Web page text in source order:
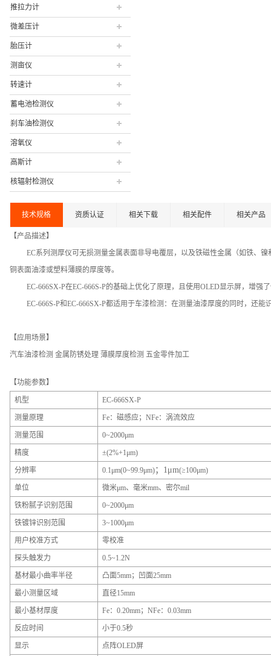
推拉力计
微差压计
胎压计
测亩仪
转速计
蓄电池检测仪
刹车油检测仪
溶氧仪
高斯计
核辐射检测仪
技术规格 资质认证 相关下载 相关配件 相关产品
【产品描述】
EC系列测厚仪可无损测量金属表面非导电覆层，以及铁磁性金属（如铁、
铜表面油漆或塑料薄膜的厚度等。
EC-666SX-P在EC-666S-P的基础上优化了原理，且使用OLED显示屏，增
EC-666S-P和EC-666SX-P都适用于车漆检测：在测量油漆厚度的同时，还
【应用场景】
汽车油漆检测 金属防锈处理 薄膜厚度检测 五金零件加工
【功能参数】
机型 EC-666SX-P
测量原理 Fe：磁感应；NFe：涡流效应
测量范围 0~2000μm
精度 ±(2%+1μm)
分辨率 0.1μm(0~99.9μm)；1μm(≥100μm)
单位 微米μm、毫米mm、密尔mil
铁粉腻子识别范围 0~2000μm
铁镀锌识别范围 3~1000μm
用户校准方式 零校准
探头触发力 0.5~1.2N
基材最小曲率半径 凸面5mm；凹面25mm
最小测量区域 直径15mm
最小基材厚度 Fe：0.20mm；NFe：0.03mm
反应时间 小于0.5秒
显示 点阵OLED屏